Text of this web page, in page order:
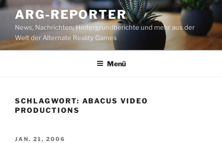
Zum
Inhalt
springen
ARG-REPORTER
News, Nachrichten, Hintergrundberichte und mehr aus der
Welt der Alternate Reality Games
Menü
SCHLAGWORT: ABACUS VIDEO
PRODUCTIONS
VERÖFFENTLICHT
JAN. 21, 2006